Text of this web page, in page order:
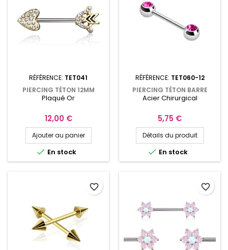
RÉFÉRENCE: TET041
PIERCING TÉTON 12MM
PLAQUÉ OR AVEC CŒUR ET
Plaqué Or
Prix
12,00 €
Ajouter au panier
 En stock
RÉFÉRENCE: TET060-12
PIERCING TÉTON BARRE
12MM OU 16MM BOULES ET
Acier Chirurgical
Prix
5,75 €
Détails du produit
 En stock
favorite_border favorite_border